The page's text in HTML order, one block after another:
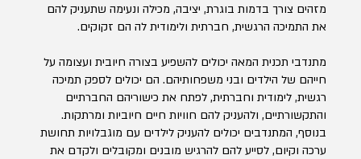
מזהים צורך בדמות בוגרת, יציבה, מכילה ונעימה שתעניק להם
את התמיכה הרגשית, חברתית ולימודית לה הם זקוקים.
מתנדבי תכנית המאה יכולים להשפיע בצורה חיובית ועצומה על
חייהם של הילדים ובני משפחותיהם. הם יכולים לספק תמיכה
רגשית, לימודית וחברתית, לפתח את כישוריהם החברתיים
והתקשורתיים, ולהעניק להם חוויות חיים חיוביות ומרתקות.
בנוסף, המתנדבים יכולים להעניק לילדים עם מוגבלויות תחושת
ערכה וקיום, לסייע להם להרגיש מובנים ומקובלים ולקדם את